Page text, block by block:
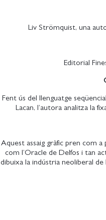
Liv Strömquist, una
Editorial
Fent ús del llenguatge
Lacan, l’autora analitza la
Aquest assaig gràfic pren com
com l’Oracle de Delfos i tan
dibuixa la indústria neoliberal